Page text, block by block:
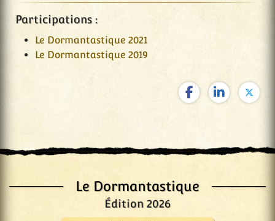
Le Dormantastique
Édition 2026
Participations :
Le Dormantastique 2021
Le Dormantastique 2019